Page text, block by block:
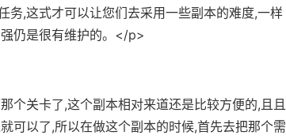
务,这式才可以让您们去采用一些副本的难度,一样
仍是很有维护的。</p>
个关卡了,这个副本相对来道还是比较方便的,且且
可以了,所以在做这个副本的时候,首先去把那个需